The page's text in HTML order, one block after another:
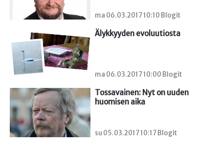
ma 06.03.2017 10:10 Blogit
Älykkyyden evoluutiosta
ma 06.03.2017 10:00 Blogit
Tossavainen: Nyt on uuden
huomisen aika
su 05.03.2017 10:17 Blogit